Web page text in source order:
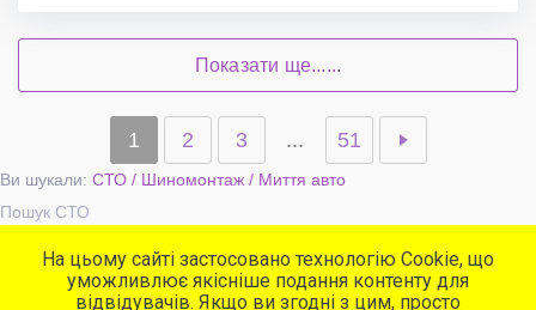
Показати ще......
1 2 3 ... 51
Ви шукали: СТО / Шиномонтаж / Миття авто
Пошук СТО
Популярні сервіси
СТО
На цьому сайті застосовано технологію Cookie, що
уможливлює якісніше подання контенту для
відвідувачів. Якщо ви згодні з цим, просто